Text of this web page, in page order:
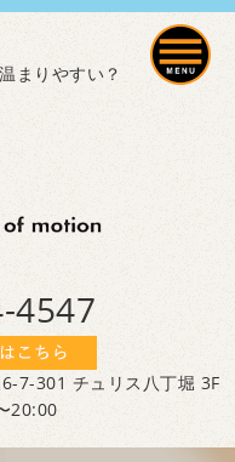
まりやすい？
4547
7-301 チュリス八丁堀 3F
20:00